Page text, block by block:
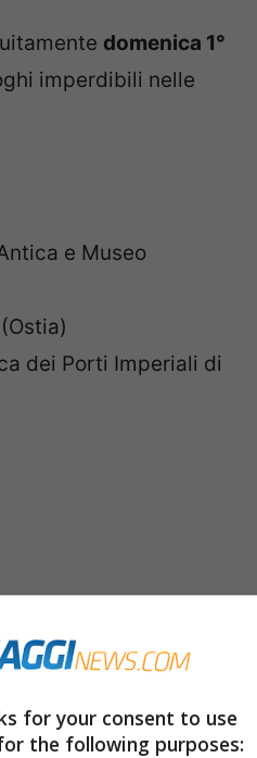
domenica 1°
imperdibili nelle
e Museo
dei Porti Imperiali di
Adriana (Tivoli)
for your consent to use
the following purposes: